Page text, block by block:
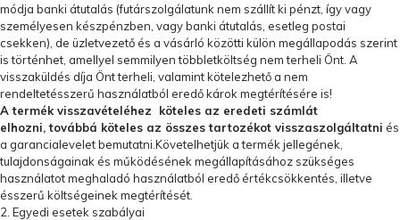
módja banki átutalás (futárszolgálatunk nem szállít ki pénzt, így vagy
személyesen készpénzben, vagy banki átutalás, esetleg postai
csekken), de üzletvezető és a vásárló közötti külön megállapodás szerint
is történhet, amellyel semmilyen többletköltség nem terheli Önt. A
visszaküldés díja Önt terheli, valamint kötelezhető a nem
rendeltetésszerű használatból eredő károk megtérítésére is!
A termék visszavételéhez köteles az eredeti számlát
elhozni, továbbá köteles az összes tartozékot visszaszolgáltatni és
a garancialevelet bemutatni.Követelhetjük a termék jellegének,
tulajdonságainak és működésének megállapításához szükséges
használatot meghaladó használatból eredő értékcsökkentés, illetve
ésszerű költségeinek megtérítését.
2. Egyedi esetek szabályai